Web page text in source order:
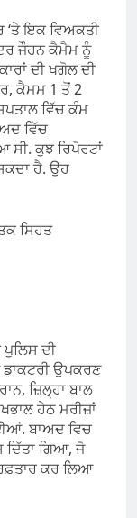
‘ਤੇ ਇਕ ਵਿਅਕਤੀ
ਜੌਹਨ ਕੈਮੈਮ ਨੂੰ
ਦੀ ਖਗੋਲ ਦੀ
ਕੈਮਮ 1 ਤੋਂ 2
ਵਿੱਚ ਕੰਮ
ਵਿੱਚ
ਸੀ. ਕੁਝ ਰਿਪੋਰਟਾਂ
ਹੈ. ਉਹ
ਸਿਹਤ
ਦੀ
ਡਾਕਟਰੀ ਉਪਕਰਣ
ਜ਼ਿਲ੍ਹਾ ਬਾਲ
ਹੇਠ ਮਰੀਜ਼ਾਂ
ਬਾਅਦ ਵਿਚ
ਗਿਆ, ਜੋ
ਕਰ ਲਿਆ